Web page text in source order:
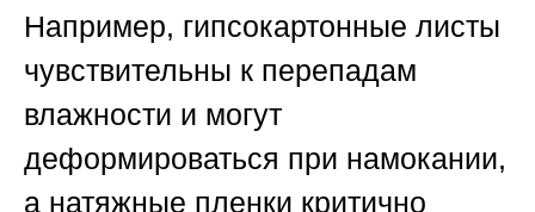
Например, гипсокартонные листы
чувствительны к перепадам
влажности и могут
деформироваться при намокании,
а натяжные пленки критично